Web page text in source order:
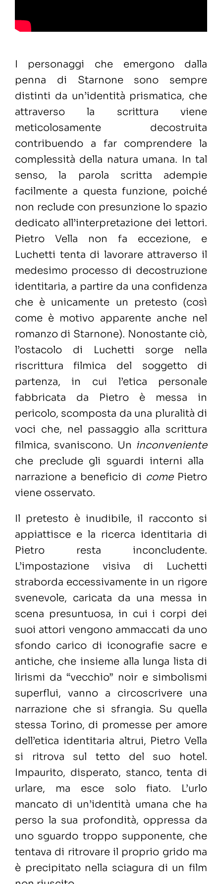
I personaggi che emergono dalla
penna di Starnone sono sempre
distinti da un’identità prismatica, che
attraverso la scrittura viene
meticolosamente decostruita
contribuendo a far comprendere la
complessità della natura umana. In tal
senso, la parola scritta adempie
facilmente a questa funzione, poiché
non reclude con presunzione lo spazio
dedicato all’interpretazione dei lettori.
Pietro Vella non fa eccezione, e
Luchetti tenta di lavorare attraverso il
medesimo processo di decostruzione
identitaria, a partire da una confidenza
che è unicamente un pretesto (così
come è motivo apparente anche nel
romanzo di Starnone). Nonostante ciò,
l’ostacolo di Luchetti sorge nella
riscrittura filmica del soggetto di
partenza, in cui l’etica personale
fabbricata da Pietro è messa in
pericolo, scomposta da una pluralità di
voci che, nel passaggio alla scrittura
filmica, svaniscono. Un inconveniente
che preclude gli sguardi interni alla
narrazione a beneficio di comePietro
viene osservato.
Il pretesto è inudibile, il racconto si
appiattisce e la ricerca identitaria di
Pietro resta inconcludente.
L’impostazione visiva di Luchetti
straborda eccessivamente in un rigore
svenevole, caricata da una messa in
scena presuntuosa, in cui i corpi dei
suoi attori vengono ammaccati da uno
sfondo carico di iconografie sacre e
antiche, che insieme alla lunga lista di
lirismi da “vecchio” noir e simbolismi
superflui, vanno a circoscrivere una
narrazione che si sfrangia. Su quella
stessa Torino, di promesse per amore
dell’etica identitaria altrui, Pietro Vella
si ritrova sul tetto del suo hotel.
Impaurito, disperato, stanco, tenta di
urlare, ma esce solo fiato. L’urlo
mancato di un’identità umana che ha
perso la sua profondità, oppressa da
uno sguardo troppo supponente, che
tentava di ritrovare il proprio grido ma
è precipitato nella sciagura di un film